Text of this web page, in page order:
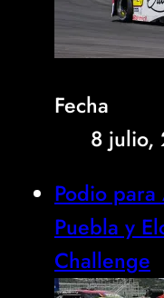
Fecha
8 julio,
Podio
Puebla y
Challenge